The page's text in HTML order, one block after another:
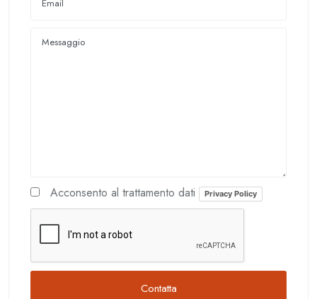
Acconsento al trattamento dati Privacy Policy
Contatta